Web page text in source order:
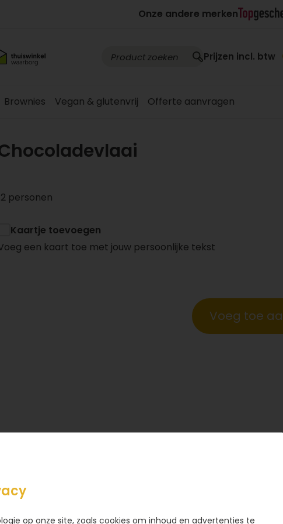
Onze andere merken
Prijzen incl. btw
Brownies Vegan & glutenvrij Offerte aanvragen
personen
Kaartje toevoegen
een kaart toe met jouw persoonlijke tekst
Voeg toe
op onze site, zoals cookies om inhoud en advertenties te